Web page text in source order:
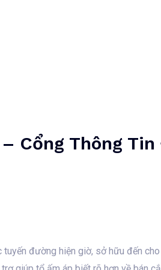
Cổng Thông
đường hiện giờ, sở hữu đến